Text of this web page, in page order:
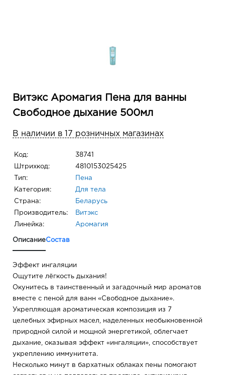
Витэкс Аромагия Пена для ванны
Свободное дыхание 500мл
В наличии в 17 розничных магазинах
Код: 38741
Штрихкод: 4810153025425
Тип: Пена
Категория: Для тела
Страна: Беларусь
Производитель: Витэкс
Линейка: Аромагия
ОписаниеСостав
Эффект ингаляции
Ощутите лёгкость дыхания!
Окунитесь в таинственный и загадочный мир ароматов
вместе с пеной для ванн «Свободное дыхание».
Укрепляющая ароматическая композиция из 7
целебных эфирных масел, наделенных необыкновенной
природной силой и мощной энергетикой, облегчает
дыхание, оказывая эффект «ингаляции», способствует
укреплению иммунитета.
Несколько минут в бархатных облаках пены помогают